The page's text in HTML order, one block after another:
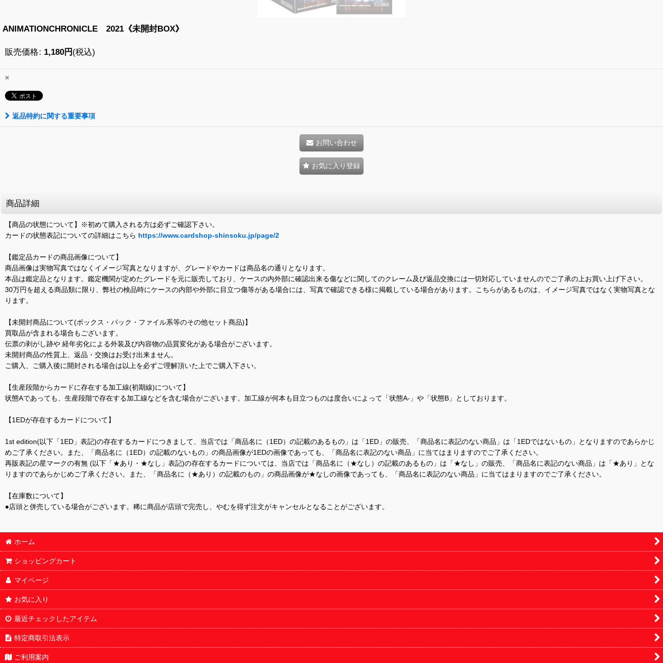
ANIMATIONCHRONICLE 2021《未開封BOX》
販売価格: 1,180円 (税込)
×
返品特約に関する重要事項
お問い合わせ
お気に入り登録
商品詳細
【商品の状態について】※初めて購入される方は必ずご確認下さい。
カードの状態表記についての詳細はこちら https://www.cardshop-shinsoku.jp/page/2
【鑑定品カードの商品画像について】
商品画像は実物写真ではなくイメージ写真となりますが、グレードやカードは商品名の通りとなります。
本品は鑑定品となります。鑑定機関が定めたグレードを元に販売しており、ケースの内外部に確認出来る傷などに関してのクレーム及び返品交換には一切対応していませんのでご了承の上お買い上げ下さい。
30万円を超える商品類に限り、弊社の検品時にケースの内部や外部に目立つ傷等がある場合には、写真で確認できる様に掲載している場合があります。こちらがあるものは、イメージ写真ではなく実物写真とな
ります。
【未開封商品について(ボックス・パック・ファイル系等のその他セット商品)】
買取品が含まれる場合もございます。
伝票の剥がし跡や 経年劣化による外装及び内容物の品質変化がある場合がございます。
未開封商品の性質上、返品・交換はお受け出来ません。
ご購入、ご購入後に開封される場合は以上を必ずご理解頂いた上でご購入下さい。
【生産段階からカードに存在する加工線(初期線)について】
状態Aであっても、生産段階で存在する加工線などを含む場合がございます。加工線が何本も目立つものは度合いによって「状態A-」や「状態B」としております。
【1EDが存在するカードについて】
1st edition(以下「1ED」表記)の存在するカードにつきまして、当店では「商品名に（1ED）の記載のあるもの」は「1ED」の販売、「商品名に表記のない商品」は「1EDではないもの」となりますのであらかじ
めご了承ください。また、「商品名に（1ED）の記載のないもの」の商品画像が1EDの画像であっても、「商品名に表記のない商品」に当てはまりますのでご了承ください。
再販表記の星マークの有無 (以下「★あり・★なし」表記)の存在するカードについては、当店では「商品名に（★なし）の記載のあるもの」は「★なし」の販売、「商品名に表記のない商品」は「★あり」とな
りますのであらかじめご了承ください。また、「商品名に（★あり）の記載のもの」の商品画像が★なしの画像であっても、「商品名に表記のない商品」に当てはまりますのでご了承ください。
【在庫数について】
●店頭と併売している場合がございます。稀に商品が店頭で完売し、やむを得ず注文がキャンセルとなることがございます。
ホーム
ショッピングカート
マイページ
お気に入り
最近チェックしたアイテム
特定商取引法表示
ご利用案内